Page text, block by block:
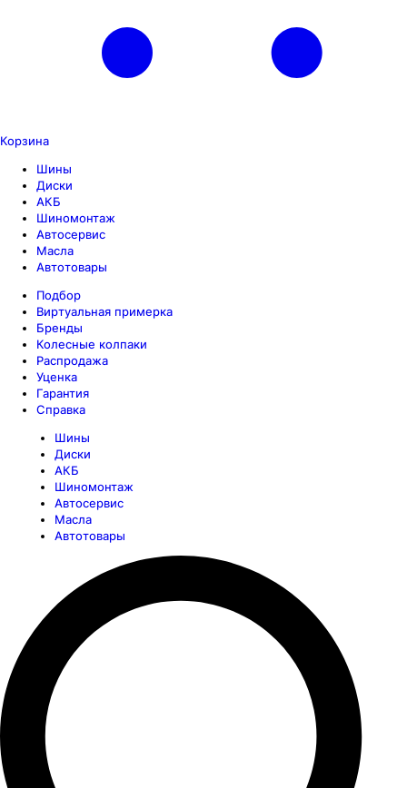
Корзина
Шины
Диски
АКБ
Шиномонтаж
Автосервис
Масла
Автотовары
Подбор
Виртуальная примерка
Бренды
Колесные колпаки
Распродажа
Уценка
Гарантия
Справка
Шины
Диски
АКБ
Шиномонтаж
Автосервис
Масла
Автотовары